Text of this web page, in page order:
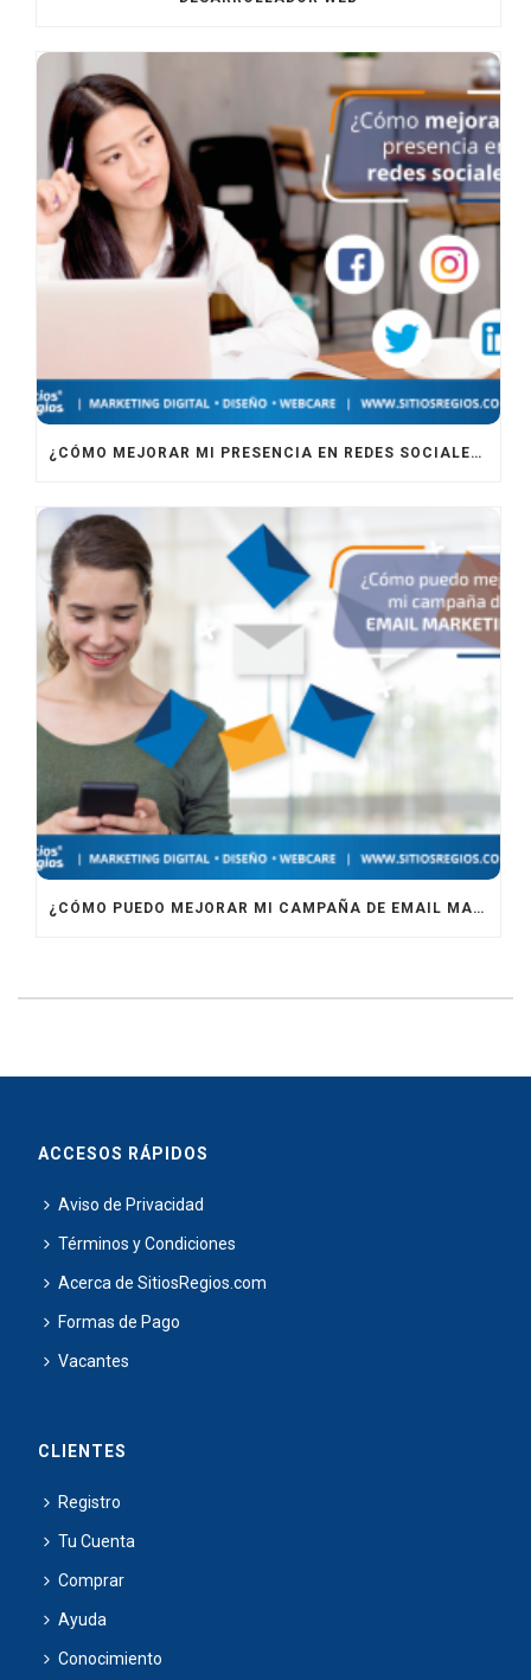
¿CÓMO MEJORAR MI PRESENCIA EN REDES SOCIALES?
¿CÓMO PUEDO MEJORAR MI CAMPAÑA DE EMAIL MARKETING?
ACCESOS RÁPIDOS
Aviso de Privacidad
Términos y Condiciones
Acerca de SitiosRegios.com
Formas de Pago
Vacantes
CLIENTES
Registro
Tu Cuenta
Comprar
Ayuda
Conocimiento